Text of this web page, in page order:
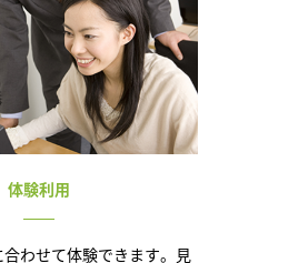
体験利用
わせて体験できます。見